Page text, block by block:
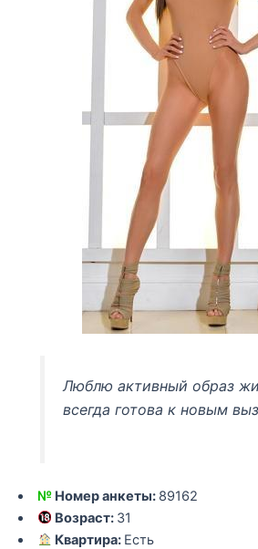
Люблю активный образ
всегда готова к новым
№ Номер анкеты: 89162
Возраст: 31
Квартира: Есть